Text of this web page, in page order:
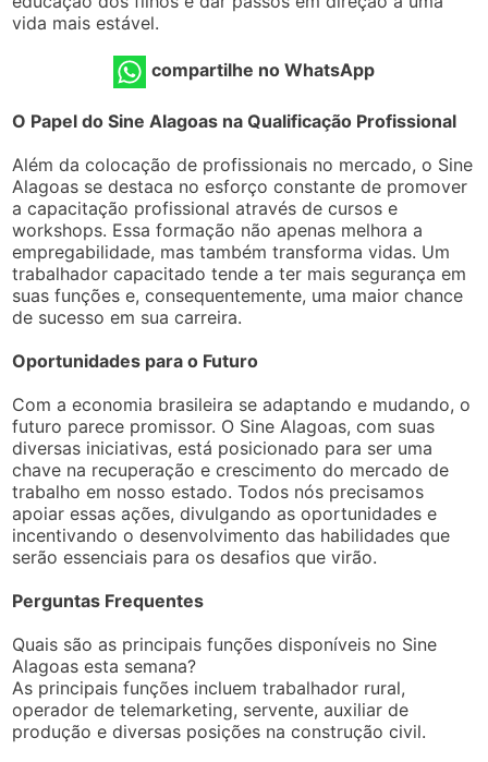
vida mais estável.
compartilhe no WhatsApp
O Papel do Sine Alagoas na Qualificação Profissional
Além da colocação de profissionais no mercado, o Sine
Alagoas se destaca no esforço constante de promover
a capacitação profissional através de cursos e
workshops. Essa formação não apenas melhora a
empregabilidade, mas também transforma vidas. Um
trabalhador capacitado tende a ter mais segurança em
suas funções e, consequentemente, uma maior chance
de sucesso em sua carreira.
Oportunidades para o Futuro
Com a economia brasileira se adaptando e mudando, o
futuro parece promissor. O Sine Alagoas, com suas
diversas iniciativas, está posicionado para ser uma
chave na recuperação e crescimento do mercado de
trabalho em nosso estado. Todos nós precisamos
apoiar essas ações, divulgando as oportunidades e
incentivando o desenvolvimento das habilidades que
serão essenciais para os desafios que virão.
Perguntas Frequentes
Quais são as principais funções disponíveis no Sine
Alagoas esta semana?
As principais funções incluem trabalhador rural,
operador de telemarketing, servente, auxiliar de
produção e diversas posições na construção civil.